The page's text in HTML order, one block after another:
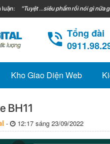
luận: "Tuyệt ...siêu phẩm rồi nói gì nữa
Tổng đài
Kho Giao Diện Web
BH11
- 12:17 sáng 23/09/2022